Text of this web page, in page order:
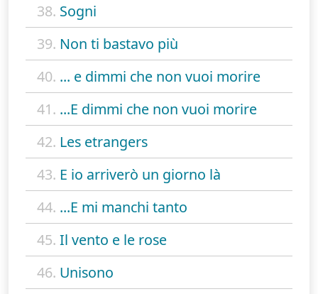
38. Sogni
39. Non ti bastavo più
40. ... e dimmi che non vuoi morire
41. ...E dimmi che non vuoi morire
42. Les etrangers
43. E io arriverò un giorno là
44. ...E mi manchi tanto
45. Il vento e le rose
46. Unisono